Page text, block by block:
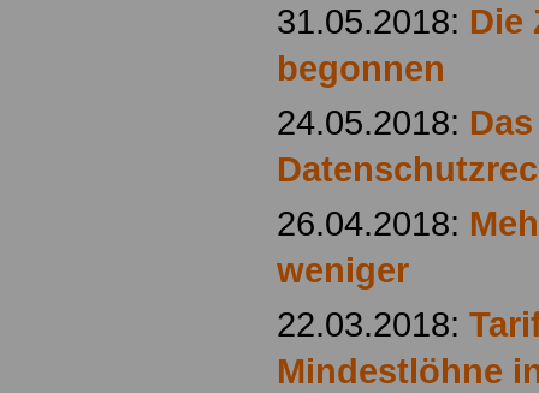
31.05.2018: Die
begonnen
24.05.2018:
26.04.2018:
weniger
22.03.2018:
Mindestlöhne